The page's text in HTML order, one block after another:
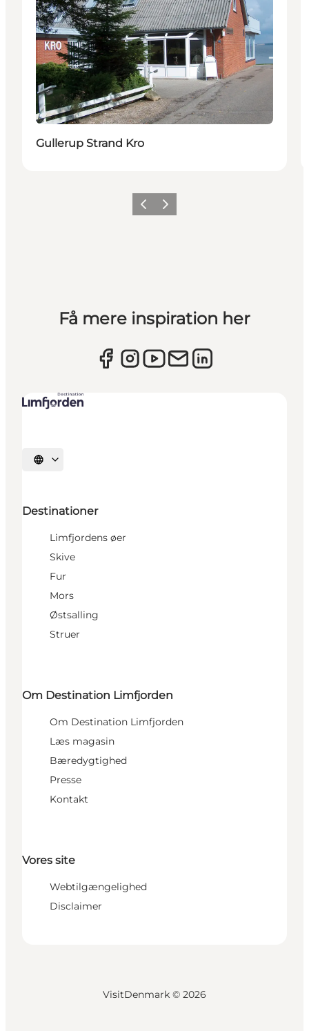
Gullerup Strand Kro
Forrige billede
Næste billede
Få mere inspiration her
Vælg sprog
Destinationer
Limfjordens øer
Skive
Fur
Mors
Østsalling
Struer
Om Destination Limfjorden
Om Destination Limfjorden
Læs magasin
Bæredygtighed
Presse
Kontakt
Vores site
Webtilgængelighed
Disclaimer
VisitDenmark © 2026